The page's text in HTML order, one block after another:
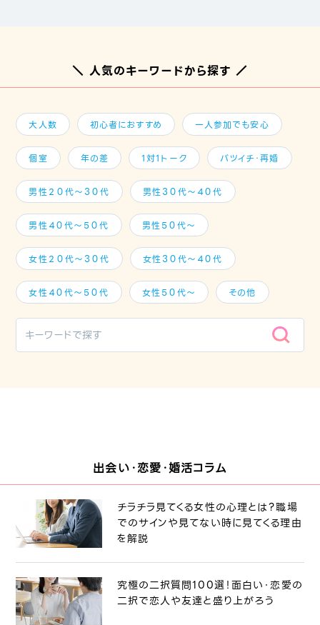
＼ 人気のキーワードから探す ／
大人数 初心者におすすめ 一人参加でも安心
個室 年の差 1対1トーク バツイチ・再婚
男性２０代～３０代 男性３０代～４０代
男性４０代～５０代 男性５０代～
女性２０代～３０代 女性３０代～４０代
女性４０代～５０代 女性５０代～ その他
出会い・恋愛・婚活コラム
チラチラ見てくる女性の心理とは？職場
でのサインや見てない時に見てくる理由
を解説
究極の二択質問100選！面白い・恋愛の
二択で恋人や友達と盛り上がろう